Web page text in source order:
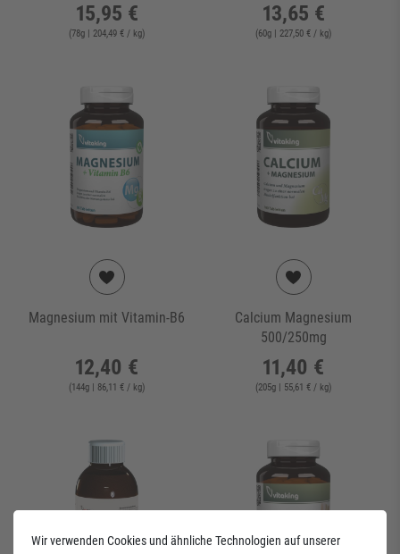
15,95 €
(78g| 204,49 € / kg)
13,65 €
(60g| 227,50 € / kg)
Magnesium mit Vitamin-B6
12,40 €
(144g| 86,11 € / kg)
Calcium Magnesium
500/250mg
11,40 €
(205g| 55,61 € / kg)
Wir verwenden Cookies und ähnliche Technologien auf unserer